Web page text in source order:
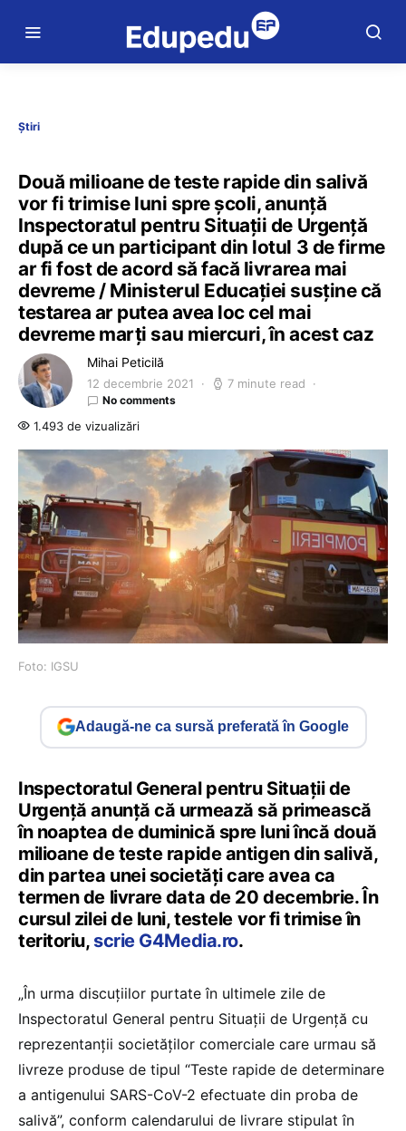
Știri
Două milioane de teste rapide din salivă
vor fi trimise luni spre școli, anunță
Inspectoratul pentru Situații de Urgență
după ce un participant din lotul 3 de firme
ar fi fost de acord să facă livrarea mai
devreme / Ministerul Educației susține că
testarea ar putea avea loc cel mai
devreme marți sau miercuri, în acest caz
Mihai Peticilă
12 decembrie 2021 7 minute read
No comments
1.493 de vizualizări
Foto: IGSU
Adaugă-ne ca sursă preferată în Google
Inspectoratul General pentru Situaţii de
Urgenţă anunţă că urmează să primească
în noaptea de duminică spre luni încă două
milioane de teste rapide antigen din salivă,
din partea unei societăţi care avea ca
termen de livrare data de 20 decembrie. În
cursul zilei de luni, testele vor fi trimise în
teritoriu, scrie G4Media.ro.
„În urma discuţiilor purtate în ultimele zile de
Inspectoratul General pentru Situaţii de Urgenţă cu
reprezentanţii societăţilor comerciale care urmau să
livreze produse de tipul “Teste rapide de determinare
a antigenului SARS-CoV-2 efectuate din proba de
salivă”, conform calendarului de livrare stipulat în